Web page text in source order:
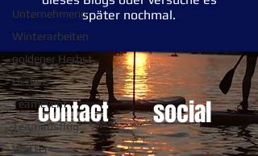
Unternehmerin
Winterarbeiten
goldener Herbst
Herbst
Teamevent
Teamausflug
Wetter
später nochmal.
contact social